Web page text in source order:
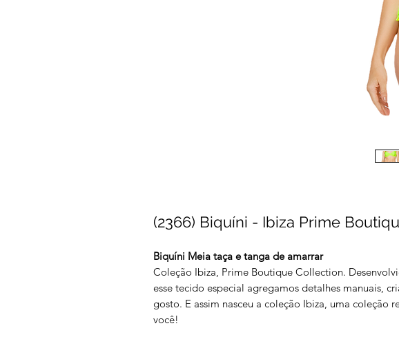
(2366) Biquíni - Ibiza Prime
Biquíni Meia taça e tanga de amarrar
Coleção Ibiza, Prime Boutique Collection.
esse tecido especial agregamos detalhes manuais,
gosto. E assim nasceu a coleção Ibiza, uma coleção
você!